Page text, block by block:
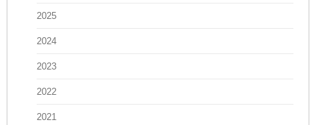
2025
2024
2023
2022
2021